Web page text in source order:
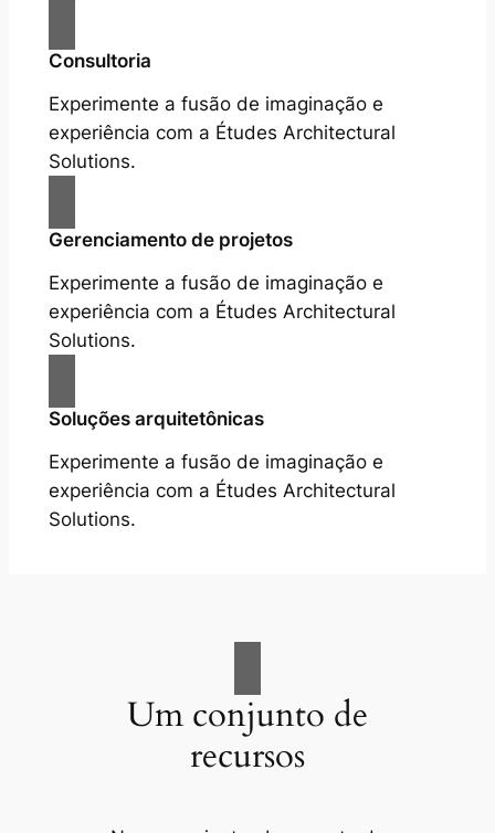
Consultoria
Experimente a fusão de imaginação e
experiência com a Études Architectural
Solutions.
Gerenciamento de projetos
Experimente a fusão de imaginação e
experiência com a Études Architectural
Solutions.
Soluções arquitetônicas
Experimente a fusão de imaginação e
experiência com a Études Architectural
Solutions.
Um conjunto de
recursos